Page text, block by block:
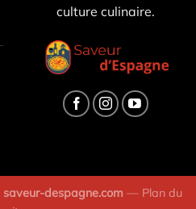
culture culinaire.
saveur-despagne.com — Plan du